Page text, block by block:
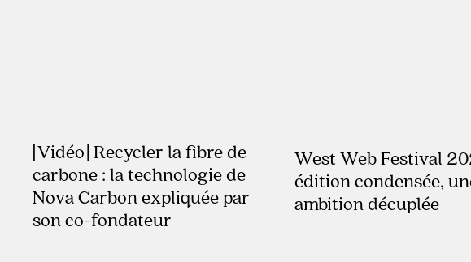
29.7.2026
[Vidéo] Recycler la fibre de
carbone : la technologie de
Nova Carbon expliquée par
son co-fondateur
West Web Festival
édition condensée,
ambition décuplée